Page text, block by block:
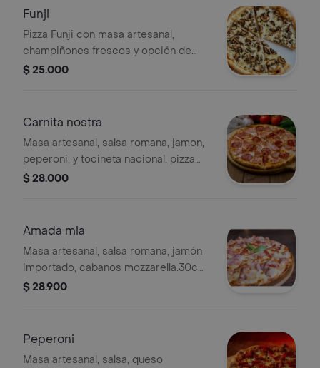
Funji
Pizza Funji con masa artesanal,
champiñones frescos y opción de
queso. Salsa a elegir.
$ 25.000
Carnita nostra
Masa artesanal, salsa romana, jamon,
peperoni, y tocineta nacional. pizza
mediana de 6 porciones
$ 28.000
Amada mia
Masa artesanal, salsa romana, jamón
importado, cabanos mozzarella.30cm
6 porciones
$ 28.900
Peperoni
Masa artesanal, salsa, queso